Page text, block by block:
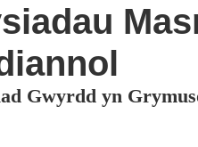
Gwyrdd yn